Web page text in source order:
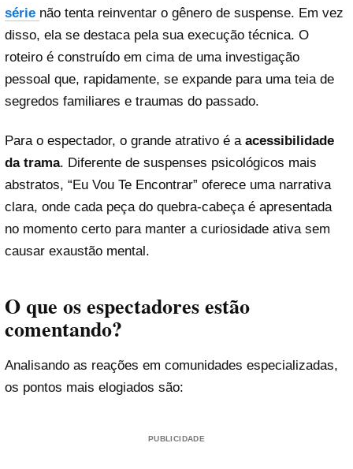
série não tenta reinventar o gênero de suspense. Em vez
disso, ela se destaca pela sua execução técnica. O
roteiro é construído em cima de uma investigação
pessoal que, rapidamente, se expande para uma teia de
segredos familiares e traumas do passado.
Para o espectador, o grande atrativo é a acessibilidade
da trama. Diferente de suspenses psicológicos mais
abstratos, “Eu Vou Te Encontrar” oferece uma narrativa
clara, onde cada peça do quebra-cabeça é apresentada
no momento certo para manter a curiosidade ativa sem
causar exaustão mental.
O que os espectadores estão
comentando?
Analisando as reações em comunidades especializadas,
os pontos mais elogiados são:
PUBLICIDADE